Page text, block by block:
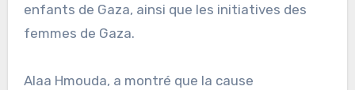
enfants de Gaza, ainsi que les initiatives des
femmes de Gaza.
Alaa Hmouda, a montré que la cause